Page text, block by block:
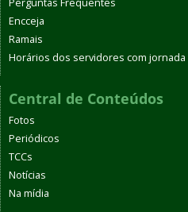
Perguntas Frequentes
Encceja
Ramais
Horários dos servidores com jornada
Central de Conteúdos
Fotos
Periódicos
TCCs
Notícias
Na mídia